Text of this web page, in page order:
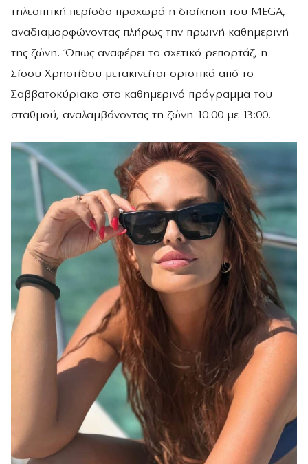
τηλεοπτική περίοδο προχωρά η διοίκηση του MEGA,
αναδιαμορφώνοντας πλήρως την πρωινή καθημερινή
της ζώνη. Όπως αναφέρει το σχετικό ρεπορτάζ, η
Σίσσυ Χρηστίδου μετακινείται οριστικά από το
Σαββατοκύριακο στο καθημερινό πρόγραμμα του
σταθμού, αναλαμβάνοντας τη ζώνη 10:00 με 13:00.